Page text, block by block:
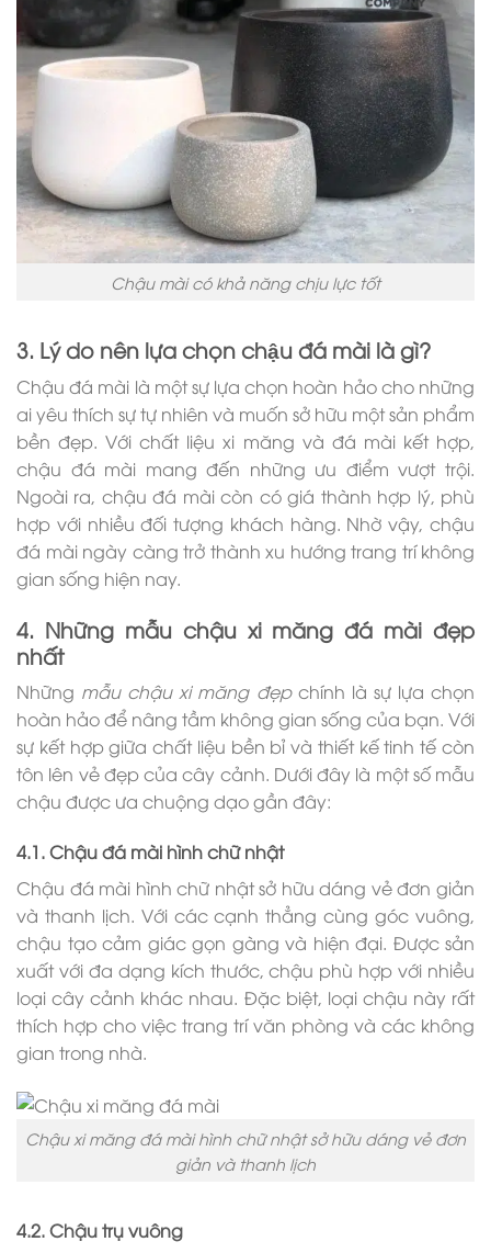
Chậu mài có khả năng chịu lực tốt
3. Lý do nên lựa chọn chậu đá mài là gì?
Chậu đá mài là một sự lựa chọn hoàn hảo cho những
ai yêu thích sự tự nhiên và muốn sở hữu một sản phẩm
bền đẹp. Với chất liệu xi măng và đá mài kết hợp,
chậu đá mài mang đến những ưu điểm vượt trội.
Ngoài ra, chậu đá mài còn có giá thành hợp lý, phù
hợp với nhiều đối tượng khách hàng. Nhờ vậy, chậu
đá mài ngày càng trở thành xu hướng trang trí không
gian sống hiện nay.
4. Những mẫu chậu xi măng đá mài đẹp
nhất
Những mẫu chậu xi măng đẹpchính là sự lựa chọn
hoàn hảo để nâng tầm không gian sống của bạn. Với
sự kết hợp giữa chất liệu bền bỉ và thiết kế tinh tế còn
tôn lên vẻ đẹp của cây cảnh. Dưới đây là một số mẫu
chậu được ưa chuộng dạo gần đây:
4.1. Chậu đá mài hình chữ nhật
Chậu đá mài hình chữ nhật sở hữu dáng vẻ đơn giản
và thanh lịch. Với các cạnh thẳng cùng góc vuông,
chậu tạo cảm giác gọn gàng và hiện đại. Được sản
xuất với đa dạng kích thước, chậu phù hợp với nhiều
loại cây cảnh khác nhau. Đặc biệt, loại chậu này rất
thích hợp cho việc trang trí văn phòng và các không
gian trong nhà.
Chậu xi măng đá mài hình chữ nhật sở hữu dáng vẻ đơn
giản và thanh lịch
4.2. Chậu trụ vuông